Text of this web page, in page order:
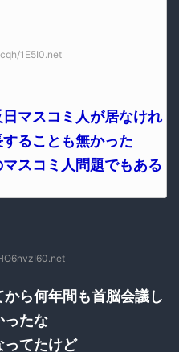
1E5I0.net
マスコミ人が居なけれ
ることも無かった
スコミ人問題でもある
ら何年間も首脳会議し
ったな
ってたけど